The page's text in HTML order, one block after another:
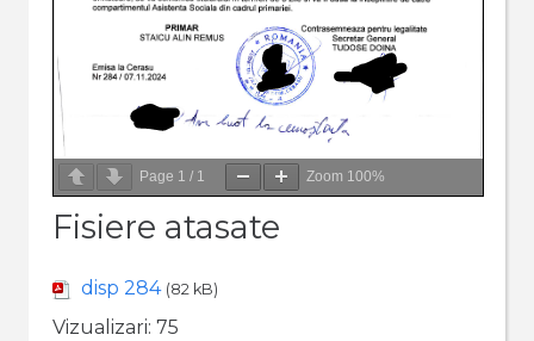
Page 1 / 1 Zoom 100%
Fisiere atasate
disp 284 (82 kB)
Vizualizari: 75